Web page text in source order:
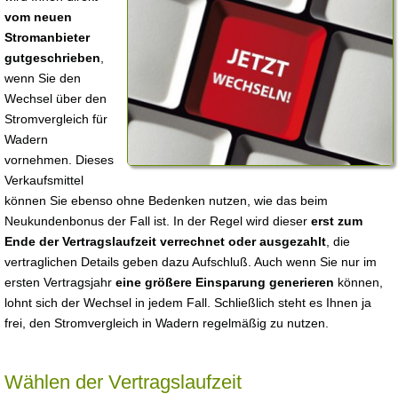
vom neuen
Stromanbieter
gutgeschrieben
wenn Sie den
Wechsel über den
Stromvergleich für
Wadern
vornehmen. Dieses
Verkaufsmittel
können Sie ebenso ohne Bedenken nutzen, wie das beim
Neukundenbonus der Fall ist. In der Regel wird dieser erst zum
Ende der Vertragslaufzeit verrechnet oder ausgezahlt , die
vertraglichen Details geben dazu Aufschluß. Auch wenn Sie nur im
ersten Vertragsjahr eine größere Einsparung generieren können,
lohnt sich der Wechsel in jedem Fall. Schließlich steht es Ihnen ja
frei, den Stromvergleich in Wadern regelmäßig zu nutzen.
Wählen der Vertragslaufzeit